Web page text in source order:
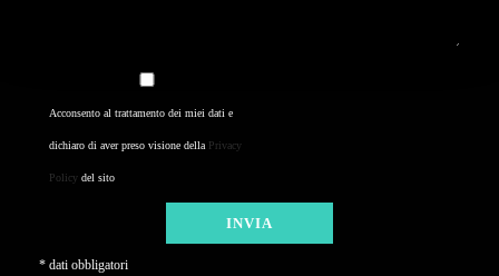
Acconsento al trattamento dei miei dati e
dichiaro di aver preso visione della Privacy
Policy del sito
* dati obbligatori